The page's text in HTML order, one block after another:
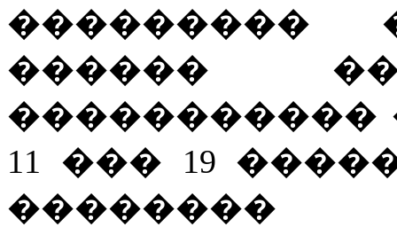
���������
������
�����������
11 ��� 19
��������